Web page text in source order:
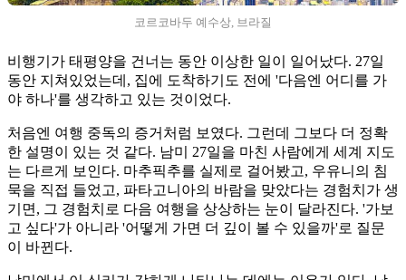
코르코바두 예수상, 브라질
비행기가 태평양을 건너는 동안 이상한 일이 일어났다. 27일
동안 지쳐있었는데, 집에 도착하기도 전에 '다음엔 어디를 가
야 하나'를 생각하고 있는 것이었다.
처음엔 여행 중독의 증거처럼 보였다. 그런데 그보다 더 정확
한 설명이 있는 것 같다. 남미 27일을 마친 사람에게 세계 지도
는 다르게 보인다. 마추픽추를 실제로 걸어봤고, 우유니의 침
묵을 직접 들었고, 파타고니아의 바람을 맞았다는 경험치가 생
기면, 그 경험치로 다음 여행을 상상하는 눈이 달라진다. '가보
고 싶다'가 아니라 '어떻게 가면 더 깊이 볼 수 있을까'로 질문
이 바뀐다.